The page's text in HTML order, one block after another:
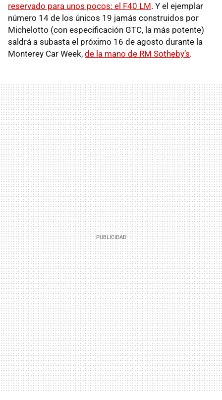
reservado para unos pocos: el F40 LM. Y el ejemplar
número 14 de los únicos 19 jamás construidos por
Michelotto (con especificación GTC, la más potente)
saldrá a subasta el próximo 16 de agosto durante la
Monterey Car Week, de la mano de RM Sotheby’s.